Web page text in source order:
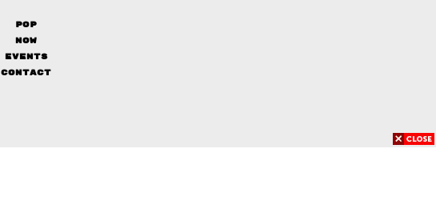
Pop
Now
Events
Contact